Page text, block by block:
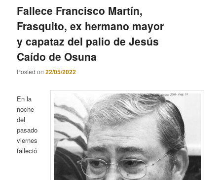
Fallece Francisco Martín,
Frasquito, ex hermano mayor
y capataz del palio de Jesús
Caído de Osuna
Posted on22/05/2022
En la
noche
del
pasado
viernes
falleció